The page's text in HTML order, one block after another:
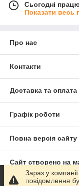
Сьогодні
Показати весь
Про нас
Контакти
Доставка та оплата
Графік роботи
Повна версія сайту
Сайт створено на
Зараз у
повідомлення